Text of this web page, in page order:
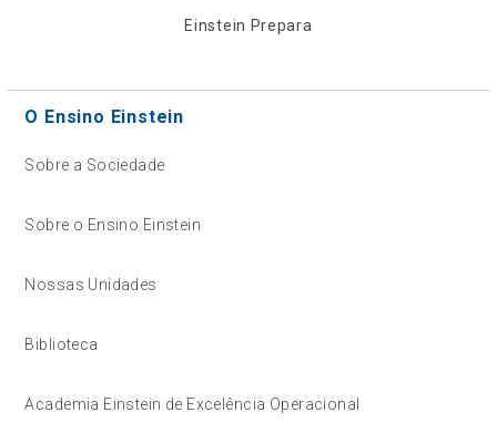
Einstein Prepara
O Ensino Einstein
Sobre a Sociedade
Sobre o Ensino Einstein
Nossas Unidades
Biblioteca
Academia Einstein de Excelência Operacional